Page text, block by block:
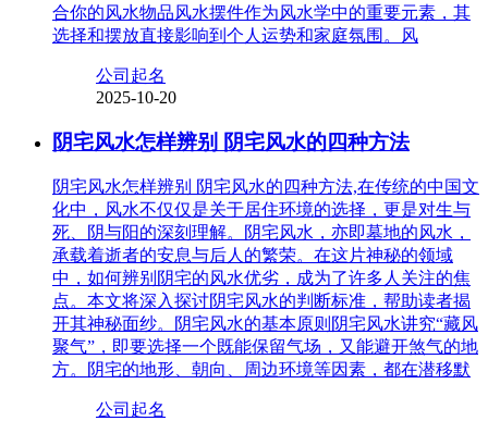
合你的风水物品风水摆件作为风水学中的重要元素，其
选择和摆放直接影响到个人运势和家庭氛围。风
公司起名
2025-10-20
阴宅风水怎样辨别 阴宅风水的四种方法
阴宅风水怎样辨别 阴宅风水的四种方法,在传统的中国文
化中，风水不仅仅是关于居住环境的选择，更是对生与
死、阴与阳的深刻理解。阴宅风水，亦即墓地的风水，
承载着逝者的安息与后人的繁荣。在这片神秘的领域
中，如何辨别阴宅的风水优劣，成为了许多人关注的焦
点。本文将深入探讨阴宅风水的判断标准，帮助读者揭
开其神秘面纱。阴宅风水的基本原则阴宅风水讲究“藏风
聚气”，即要选择一个既能保留气场，又能避开煞气的地
方。阴宅的地形、朝向、周边环境等因素，都在潜移默
公司起名